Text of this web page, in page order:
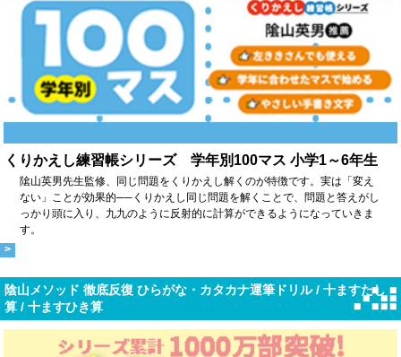
くりかえし練習帳シリーズ 学年別100マス 小学1～6年生
隂山英男先生監修、同じ問題をくりかえし解くのが特徴です。実は「変え
ない」ことが効果的──くりかえし同じ問題を解くことで、問題と答えがし
っかり頭に入り、九九のように反射的に計算ができるようになっていきま
す。
>
陰山メソッド 徹底反復 ひらがな・カタカナ運筆ドリル / 十ますたし
算 / 十ますひき算